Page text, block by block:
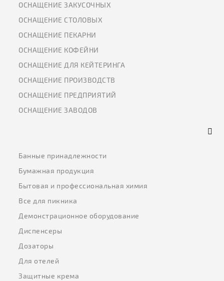
ОСНАЩЕНИЕ ЗАКУСОЧНЫХ
ОСНАЩЕНИЕ СТОЛОВЫХ
ОСНАЩЕНИЕ ПЕКАРНИ
ОСНАЩЕНИЕ КОФЕЙНИ
ОСНАЩЕНИЕ ДЛЯ КЕЙТЕРИНГА
ОСНАЩЕНИЕ ПРОИЗВОДСТВ
ОСНАЩЕНИЕ ПРЕДПРИЯТИЙ
ОСНАЩЕНИЕ ЗАВОДОВ
Банные принадлежности
Бумажная продукция
Бытовая и профессиональная химия
Все для пикника
Демонстрационное оборудование
Диспенсеры
Дозаторы
Для отелей
Защитные крема